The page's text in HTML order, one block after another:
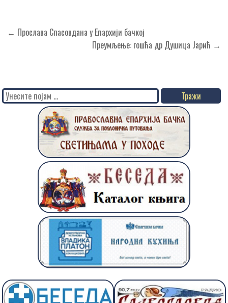
Кретање
← Прослава Спасовдана у Епархији бачкој
Преумљење: гошћа др Душица Јарић →
Search
for: